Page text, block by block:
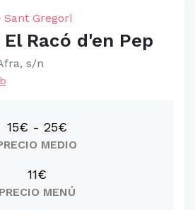
Sant Gregori
Racó d'en Pep
s/n
15€ - 25€
MEDIO
11€
PRECIO MENÚ